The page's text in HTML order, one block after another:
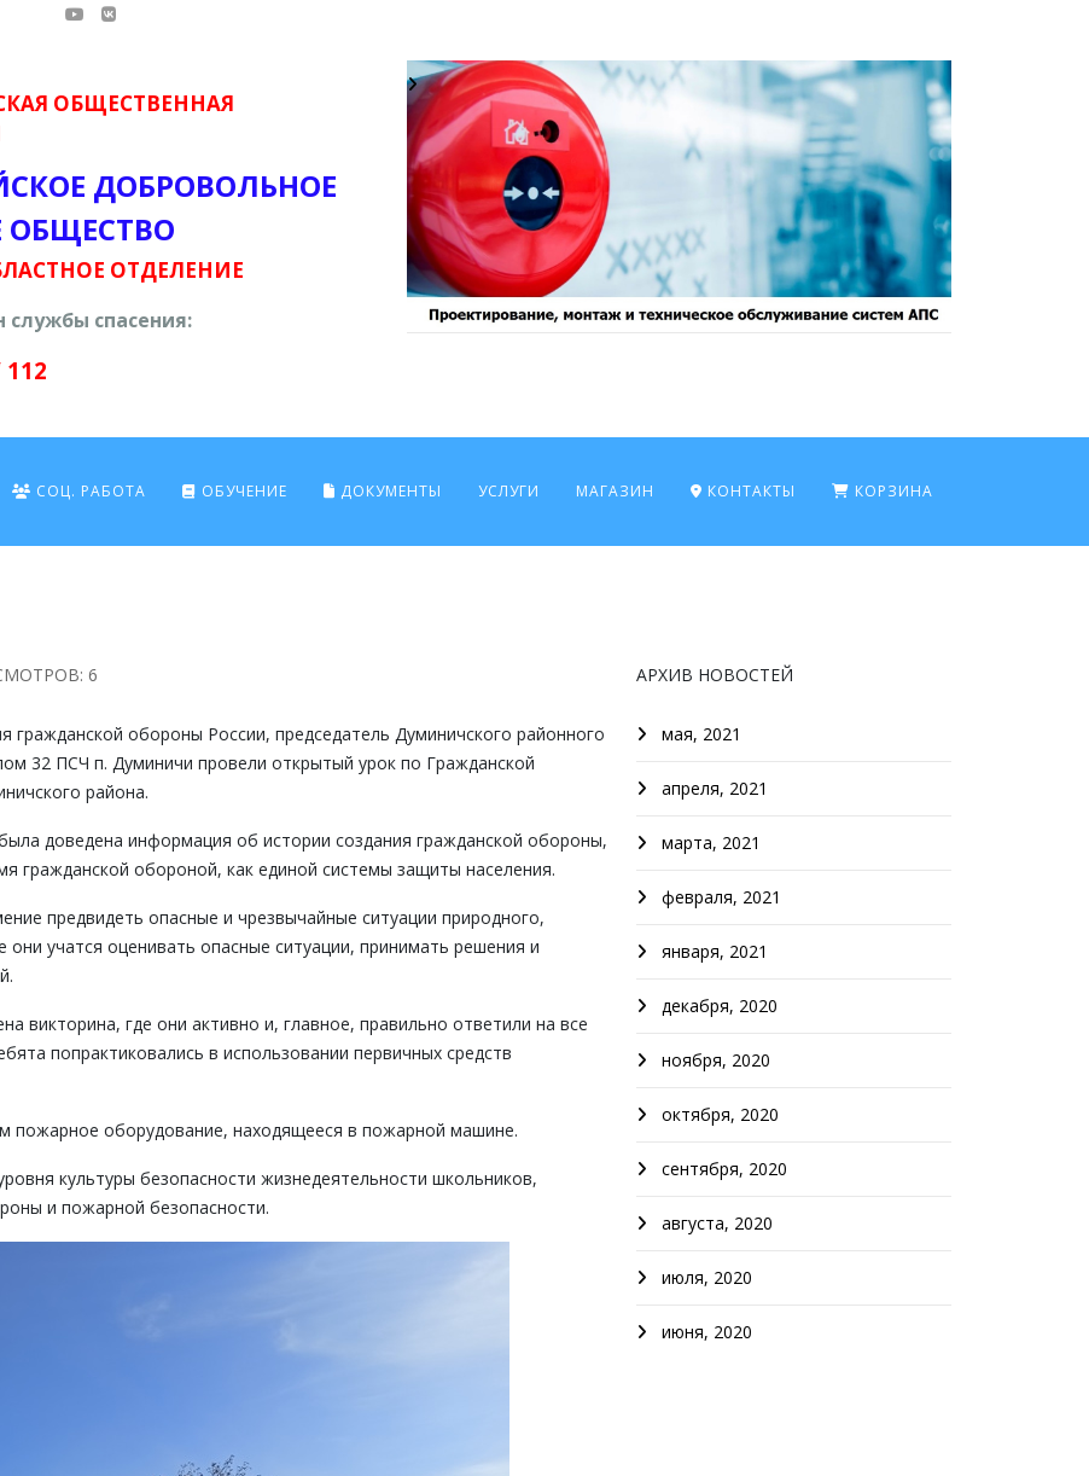
ОБЩЕСТВЕННАЯ
ДОБРОВОЛЬНОЕ
ОТДЕЛЕНИЕ
спасения:
112
СОЦ. РАБОТА ОБУЧЕНИЕ ДОКУМЕНТЫ УСЛУГИ МАГАЗИН КОНТАКТЫ КОРЗИНА
6
гражданской обороны России, председатель Думиничского районного
32 ПСЧ п. Думиничи провели открытый урок по Гражданской
района.
доведена информация об истории создания гражданской обороны,
гражданской обороной, как единой системы защиты населения.
предвидеть опасные и чрезвычайные ситуации природного,
они учатся оценивать опасные ситуации, принимать решения и
викторина, где они активно и, главное, правильно ответили на все
попрактиковались в использовании первичных средств
пожарное оборудование, находящееся в пожарной машине.
культуры безопасности жизнедеятельности школьников,
и пожарной безопасности.
АРХИВ НОВОСТЕЙ
мая, 2021
апреля, 2021
марта, 2021
февраля, 2021
января, 2021
декабря, 2020
ноября, 2020
октября, 2020
сентября, 2020
августа, 2020
июля, 2020
июня, 2020